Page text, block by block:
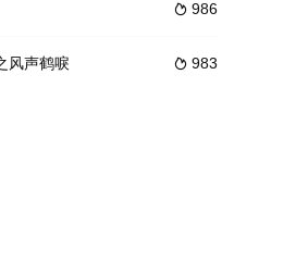
复仇，顺带揪出豪门鸦片走私黑幕。
续五绝前史，于原著留白处补写江湖往事。
队的老康介绍给了李向阳。老康告诉李向
 986
 983
风声鹤唳